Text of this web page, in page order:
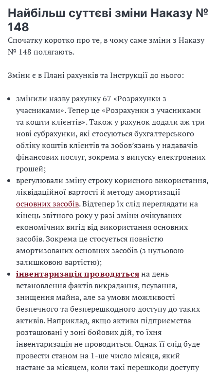
Найбільш суттєві зміни Наказу №
148
Спочатку коротко про те, в чому саме зміни з Наказу
№ 148 полягають.
Зміни є в Плані рахунків та Інструкції до нього:
змінили назву рахунку 67 «Розрахунки з
учасниками». Тепер це «Розрахунки з учасниками
та кошти клієнтів». Також у рахунок додали аж три
нові субрахунки, які стосуються бухгалтерського
обліку коштів клієнтів та зобов’язань у надавачів
фінансових послуг, зокрема з випуску електронних
грошей;
врегулювали зміну строку корисного використання,
ліквідаційної вартості й методу амортизації
основних засобів. Відтепер їх слід переглядати на
кінець звітного року у разі зміни очікуваних
економічних вигід від використання основних
засобів. Зокрема це стосується повністю
амортизованих основних засобів (з нульовою
залишковою вартістю);
інвентаризація проводитьсяна день
встановлення фактів викрадання, псування,
знищення майна, але за умови можливості
безпечного та безперешкодного доступу до таких
активів. Наприклад, якщо активи підприємства
розташовані у зоні бойових дій, то їхня
інвентаризація не проводиться. Однак її слід буде
провести станом на 1-ше число місяця, який
настане за місяцем, коли такі перешкоди доступу